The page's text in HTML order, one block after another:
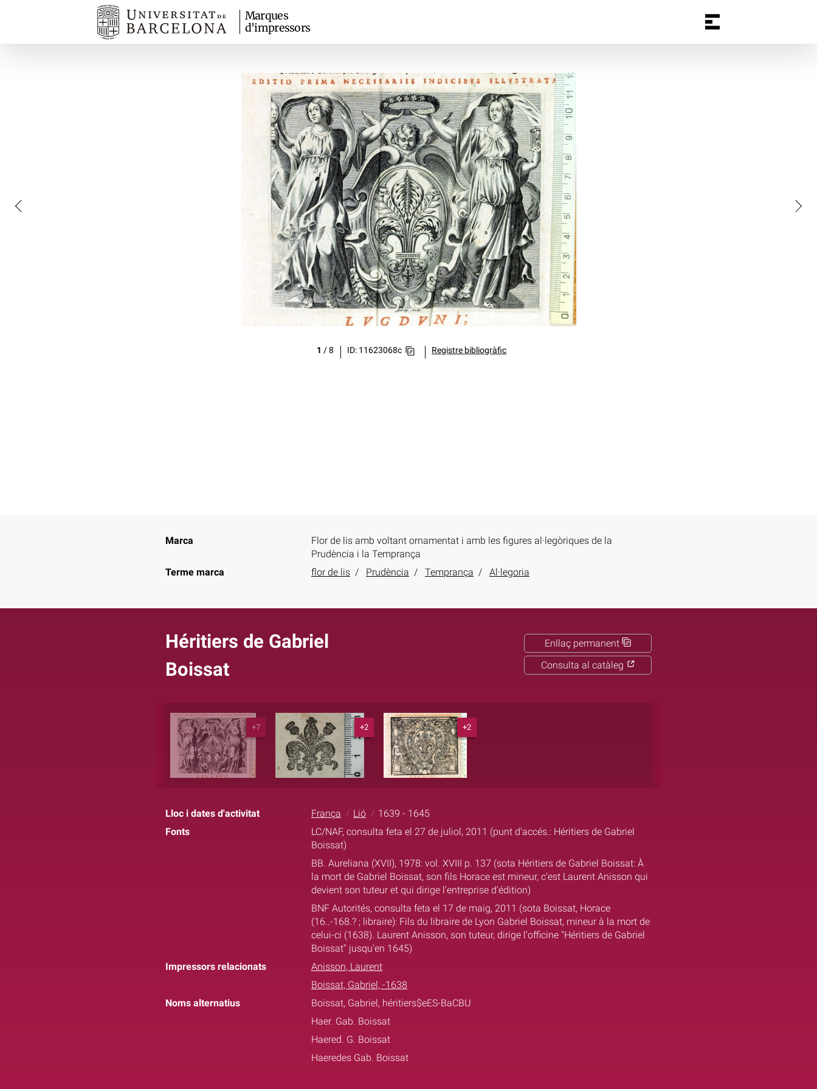
Marques
d'impressors
1 /8 ID: 11623068c Registre bibliogràfic
Marca
Flor de lis amb voltant ornamentat i amb les figures al·legòriques de la
Prudència i la Temprança
Terme marca
flor de lis Prudència Temprança Al·legoria
Héritiers de Gabriel
Boissat
Enllaç permanent
Consulta al catàleg
+7 +2 +2
Lloc i dates d'activitat França Lió
1639 - 1645
Fonts
LC/NAF, consulta feta el 27 de juliol, 2011 (punt d'accés.: Héritiers de Gabriel
Boissat)
BB. Aureliana (XVII), 1978: vol. XVIII p. 137 (sota Héritiers de Gabriel Boissat: À
la mort de Gabriel Boissat, son fils Horace est mineur, c'est Laurent Anisson qui
devient son tuteur et qui dirige l'entreprise d'édition)
BNF Autorités, consulta feta el 17 de maig, 2011 (sota Boissat, Horace
(16..-168.? ; libraire): Fils du libraire de Lyon Gabriel Boissat, mineur à la mort de
celui-ci (1638). Laurent Anisson, son tuteur, dirige l'officine "Héritiers de Gabriel
Boissat" jusqu'en 1645)
Impressors relacionats
Anisson, Laurent
Boissat, Gabriel, -1638
Noms alternatius
Boissat, Gabriel, héritiers$eES-BaCBU
Haer. Gab. Boissat
Haered. G. Boissat
Haeredes Gab. Boissat